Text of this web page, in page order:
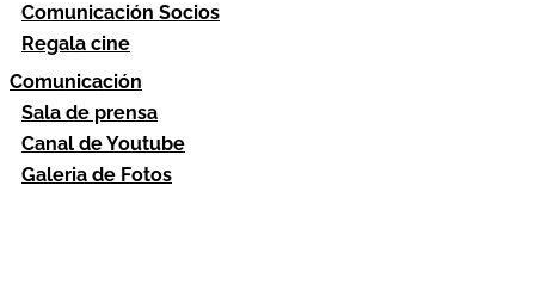
Comunicación Socios
Regala cine
Comunicación
Sala de prensa
Canal de Youtube
Galeria de Fotos